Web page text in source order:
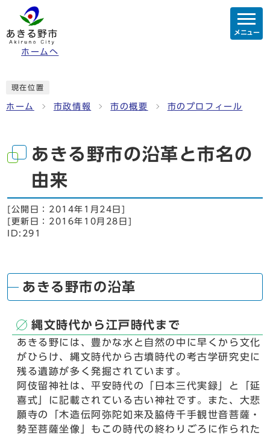
ホームへ
メニュー
現在位置
ホーム 市政情報 市の概要 市のプロフィール
あきる野市の沿革と市名の
由来
[公開日： 2014年1月24日
[更新日： 2016年10月28日
ID:291
あきる野市の沿革
縄文時代から江戸時代まで
あきる野には、豊かな水と自然の中に早くから文化
がひらけ、縄文時代から古墳時代の考古学研究史に
残る遺跡が多く発掘されています。
阿伎留神社は、平安時代の「日本三代実録」と「延
喜式」に記載されている古い神社です。また、大悲
願寺の「木造伝阿弥陀如来及脇侍千手観世音菩薩・
勢至菩薩坐像」もこの時代の終わりごろに作られた